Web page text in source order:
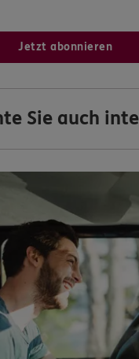
Jetzt abonnieren
Sie auch